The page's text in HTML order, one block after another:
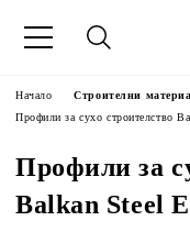
Начало
Строителни
Профили за сухо строителство
Профили за
Balkan Steel